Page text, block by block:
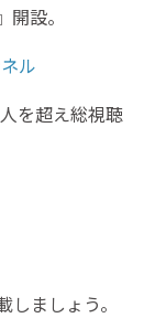
設。
ル
を超え総視聴
ましょう。